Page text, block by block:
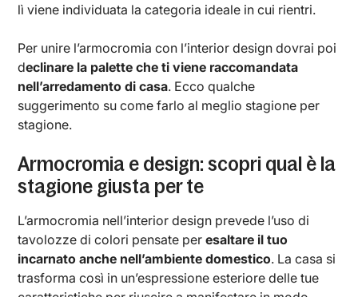
lì viene individuata la categoria ideale in cui rientri.
Per unire l’armocromia con l’interior design dovrai poi
declinare la palette che ti viene raccomandata
nell’arredamento di casa. Ecco qualche
suggerimento su come farlo al meglio stagione per
stagione.
Armocromia e design: scopri qual è la
stagione giusta per te
L’armocromia nell’interior design prevede l’uso di
tavolozze di colori pensate peresaltare il tuo
incarnato anche nell’ambiente domestico. La casa si
trasforma così in un’espressione esteriore delle tue